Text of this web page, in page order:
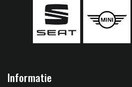
Informatie